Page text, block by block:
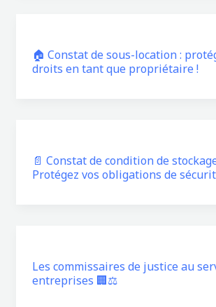
🏠 Constat de sous-location :
droits en tant que propriétaire !
📄 Constat de condition de
Protégez vos obligations de
Les commissaires de justice au
entreprises 🏢⚖️